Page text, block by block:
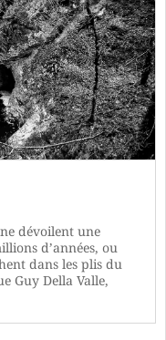
dévoilent une
d’années, ou
dans les plis du
Guy Della Valle,